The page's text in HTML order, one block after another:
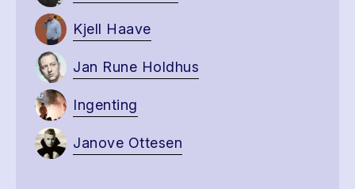
Kjell Haave
Jan Rune Holdhus
Ingenting
Janove Ottesen